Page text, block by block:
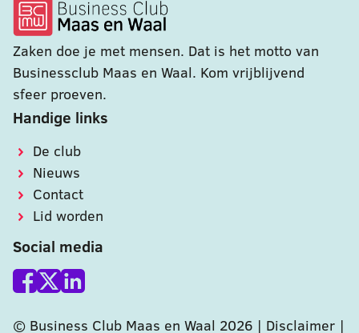
Zaken doe je met mensen. Dat is het motto van
Businessclub Maas en Waal. Kom vrijblijvend
sfeer proeven.
Handige links
De club
Nieuws
Contact
Lid worden
Social media
© Business Club Maas en Waal 2026 | Disclaimer |